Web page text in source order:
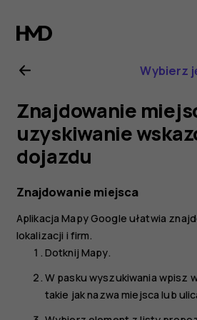
Nokia
G20
—
instrukcja
obsługi
Wybierz
Znajdowanie
uzyskiwanie
dojazdu
Znajdowanie miejsca
AplikacjaMapy Google ułatwia
lokalizacji i firm.
DotknijMapy.
W pasku wyszukiwania wpisz
takie jak nazwa miejsca lub